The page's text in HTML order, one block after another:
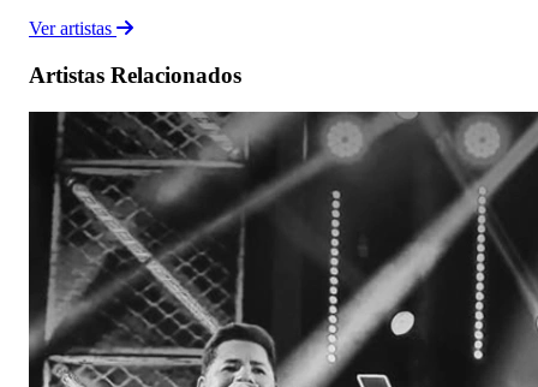
Ver artistas
Artistas Relacionados